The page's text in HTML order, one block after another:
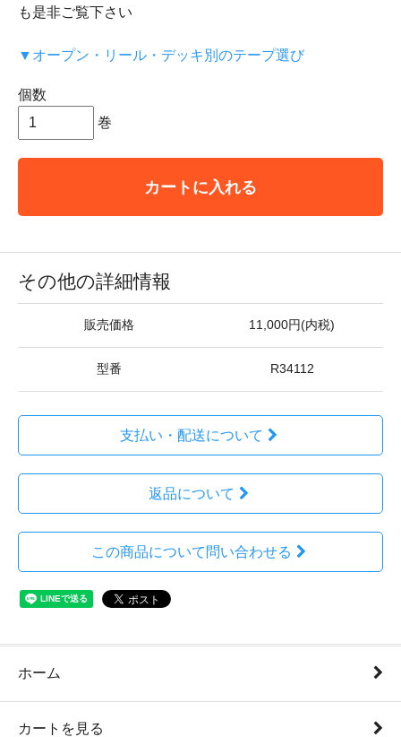
も是非ご覧下さい
▼オープン・リール・デッキ別のテープ選び
個数
巻
カートに入れる
その他の詳細情報
販売価格 11,000円(内税)
型番 R34112
支払い・配送について
返品について
この商品について問い合わせる
ホーム
カートを見る